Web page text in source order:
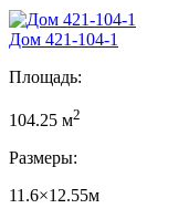
Дом 421-104-1
Площадь:
104.25 м2
Размеры:
11.6×12.55м